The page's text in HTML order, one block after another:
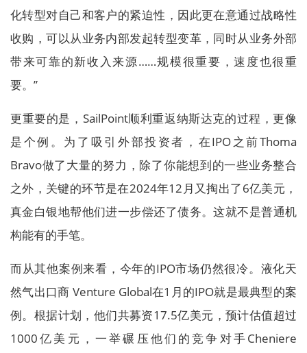
化转型对自己和客户的紧迫性，因此更在意通过战略性
收购，可以从业务内部发起转型变革，同时从业务外部
带来可靠的新收入来源……规模很重要，速度也很重
要。”
更重要的是，SailPoint顺利重返纳斯达克的过程，更像
是个例。为了吸引外部投资者，在IPO之前Thoma
Bravo做了大量的努力，除了你能想到的一些业务整合
之外，关键的环节是在2024年12月又掏出了6亿美元，
真金白银地帮他们进一步偿还了债务。这就不是普通机
构能有的手笔。
而从其他案例来看，今年的IPO市场仍然很冷。液化天
然气出口商 Venture Global在1月的IPO就是最典型的案
例。根据计划，他们共募资17.5亿美元，预计估值超过
1000亿美元，一举碾压他们的竞争对手Cheniere